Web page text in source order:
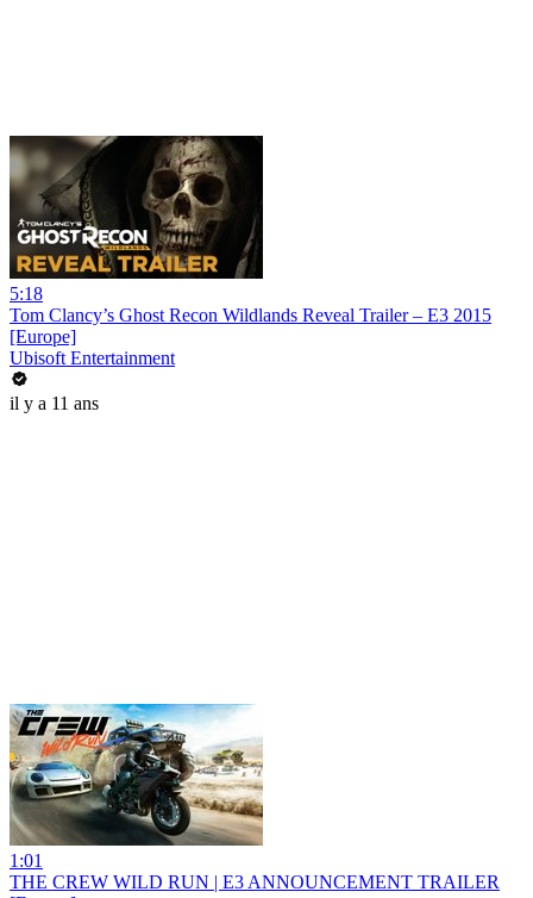
5:18
Tom Clancy’s Ghost Recon Wildlands Reveal Trailer – E3 2015
[Europe]
Ubisoft Entertainment
il y a 11 ans
1:01
THE CREW WILD RUN | E3 ANNOUNCEMENT TRAILER